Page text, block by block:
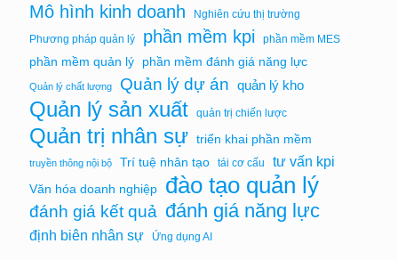
Mô hình kinh doanh
Nghiên cứu thị trường
Phương pháp quản lý
phần mềm kpi phần mềm MES
phần mềm quản lý phần mềm đánh giá năng lực
Quản lý chất lượng Quản lý dự án quản lý kho
Quản lý sản xuất quản trị chiến lược
Quản trị nhân sự triển khai phần mềm
truyền thông nội bộ Trí tuệ nhân tạo tái cơ cấu tư vấn kpi
Văn hóa doanh nghiệp đào tạo quản lý
đánh giá kết quả đánh giá năng lực
định biên nhân sự Ứng dụng AI